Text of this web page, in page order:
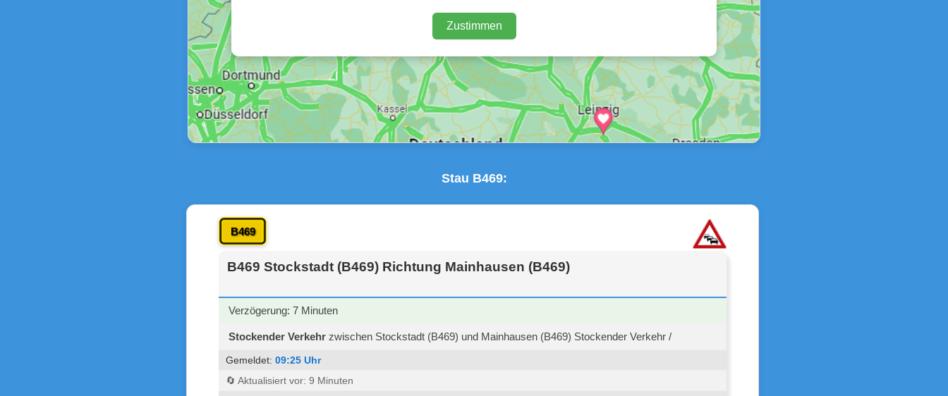
Zustimmen
Stau B469:
B469
B469 Stockstadt (B469) Richtung Mainhausen (B469)
Verzögerung: 7 Minuten
Stockender Verkehr zwischen Stockstadt (B469) und Mainhausen (B469) Stockender Verkehr /
Gemeldet: 09:25 Uhr
🔄 Aktualisiert vor: 9 Minuten